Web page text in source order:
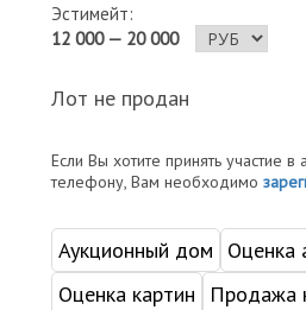
Эстимейт:
12 000 — 20 000
Лот не продан
Если Вы хотите принять участие
телефону, Вам необходимо
Аукционный дом Оценка
Оценка картин
Продажа